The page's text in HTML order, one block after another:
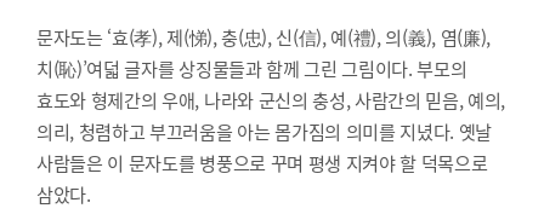
문자도는 ‘효(孝), 제(悌), 충(忠), 신(信), 예(禮), 의(義), 염(廉),
치(恥)’여덟 글자를 상징물들과 함께 그린 그림이다. 부모의
효도와 형제간의 우애, 나라와 군신의 충성, 사람간의 믿음, 예의,
의리, 청렴하고 부끄러움을 아는 몸가짐의 의미를 지녔다. 옛날
사람들은 이 문자도를 병풍으로 꾸며 평생 지켜야 할 덕목으로
삼았다.